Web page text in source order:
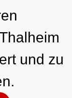
und zu